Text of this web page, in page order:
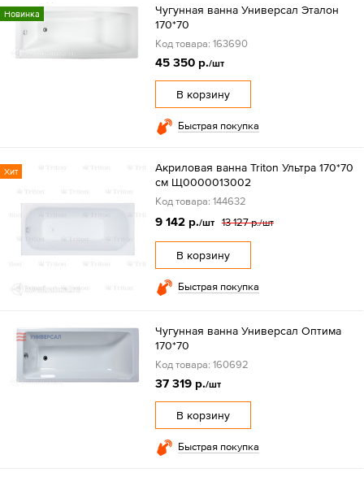
Новинка
Чугунная ванна Универсал Эталон
170*70
Код товара: 163690
45 350 р./шт
В корзину
Быстрая покупка
Хит
Акриловая ванна Triton Ультра 170*70
см Щ0000013002
Код товара: 144632
9 142 р./шт 13 127 р./шт
В корзину
Быстрая покупка
Чугунная ванна Универсал Оптима
170*70
Код товара: 160692
37 319 р./шт
В корзину
Быстрая покупка